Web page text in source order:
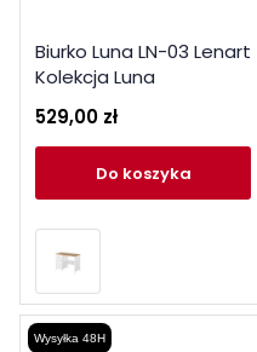
Biurko Luna LN-03 Lenart
Kolekcja Luna
529,00 zł
do koszyka
Wysyłka 48H